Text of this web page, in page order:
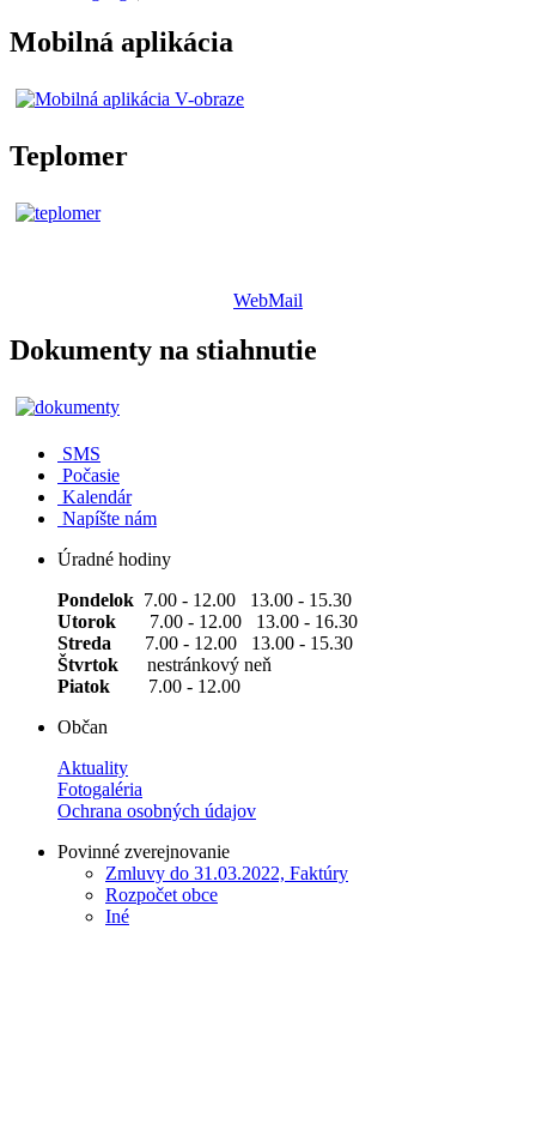
Mobilná aplikácia
Teplomer
WebMail
Dokumenty na stiahnutie
SMS
Počasie
Kalendár
Napíšte nám
Úradné hodiny
Pondelok 7.00 - 12.00 13.00 - 15.30
Utorok
7.00 - 12.00 13.00 - 16.30
Streda 7.00 - 12.00 13.00 - 15.30
Štvrtok
nestránkový neň
Piatok 7.00 - 12.00
Občan
Aktuality
Fotogaléria
Ochrana osobných údajov
Povinné zverejnovanie
Zmluvy do 31.03.2022, Faktúry
Rozpočet obce
Iné